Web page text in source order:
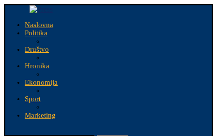
Naslovna
Politika
Društvo
Hronika
Ekonomija
Sport
Marketing